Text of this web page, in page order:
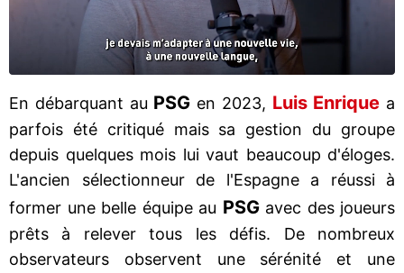
En débarquant au PSG en 2023, Luis Enrique a
parfois été critiqué mais sa gestion du groupe
depuis quelques mois lui vaut beaucoup d'éloges.
L'ancien sélectionneur de l'Espagne a réussi à
former une belle équipe au PSG avec des joueurs
prêts à relever tous les défis. De nombreux
observateurs observent une sérénité et une